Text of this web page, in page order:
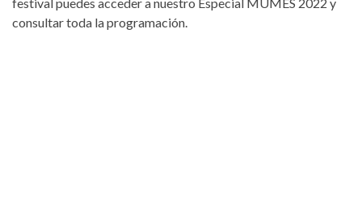
consultar toda la programación.